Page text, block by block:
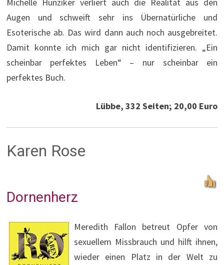
Michelle Hunziker verliert auch die Realität aus den
Augen und schweift sehr ins Übernatürliche und
Esoterische ab. Das wird dann auch noch ausgebreitet.
Damit konnte ich mich gar nicht identifizieren. „Ein
scheinbar perfektes Leben“ – nur scheinbar ein
perfektes Buch.
Lübbe, 332 Seiten; 20,00 Euro
Karen Rose
Dornenherz
Meredith Fallon betreut Opfer von
sexuellem Missbrauch und hilft ihnen,
wieder einen Platz in der Welt zu